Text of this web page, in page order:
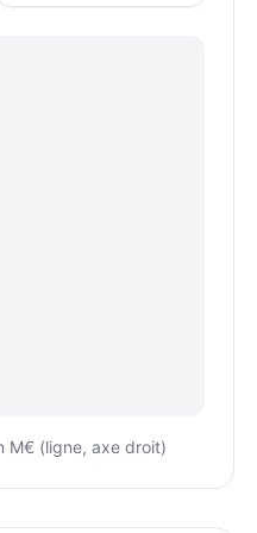
M€ (ligne, axe droit)